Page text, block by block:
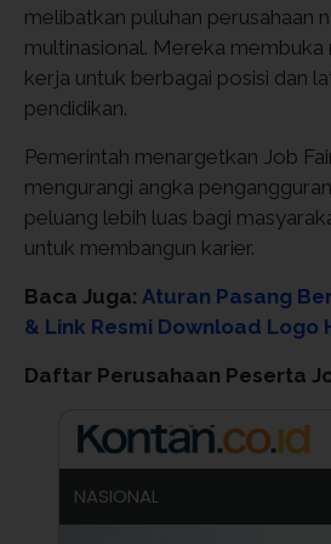
melibatkan puluhan perusahaan
multinasional. Mereka
kerja untuk berbagai posisi dan
pendidikan.
Pemerintah menargetkan Job
mengurangi angka
peluang lebih luas bagi
untuk membangun karier.
Baca Juga: Aturan Pasang
& Link Resmi Download Logo
Daftar Perusahaan Peserta
NASIONAL